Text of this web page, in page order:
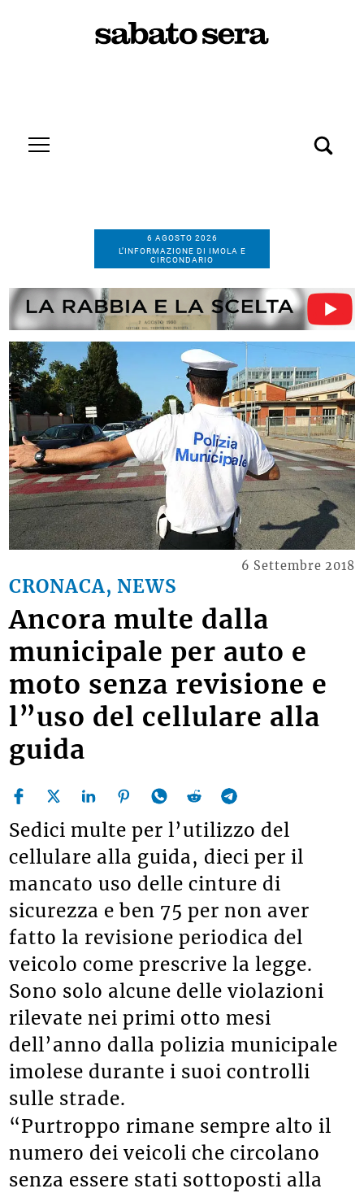
6 AGOSTO 2026
L’INFORMAZIONE DI IMOLA E
CIRCONDARIO
CRONACA, NEWS
6 Settembre 2018
Ancora multe dalla
municipale per auto e
moto senza revisione e
l”uso del cellulare alla
guida
Sedici multe per l’utilizzo del
cellulare alla guida, dieci per il
mancato uso delle cinture di
sicurezza e ben 75 per non aver
fatto la revisione periodica del
veicolo come prescrive la legge.
Sono solo alcune delle violazioni
rilevate nei primi otto mesi
dell’anno dalla polizia municipale
imolese durante i suoi controlli
sulle strade.
“Purtroppo rimane sempre alto il
numero dei veicoli che circolano
senza essere stati sottoposti alla